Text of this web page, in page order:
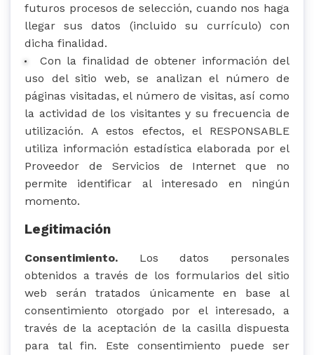
futuros procesos de selección, cuando nos haga
llegar sus datos (incluido su currículo) con
dicha finalidad.
Con la finalidad de obtener información del
uso del sitio web, se analizan el número de
páginas visitadas, el número de visitas, así como
la actividad de los visitantes y su frecuencia de
utilización. A estos efectos, el RESPONSABLE
utiliza información estadística elaborada por el
Proveedor de Servicios de Internet que no
permite identificar al interesado en ningún
momento.
Legitimación
Consentimiento. Los datos personales
obtenidos a través de los formularios del sitio
web serán tratados únicamente en base al
consentimiento otorgado por el interesado, a
través de la aceptación de la casilla dispuesta
para tal fin. Este consentimiento puede ser